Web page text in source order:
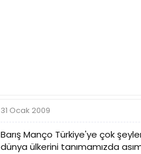
31 Ocak 2009
Barış Manço Türkiye'ye çok
dünya ülkerini tanımamızda